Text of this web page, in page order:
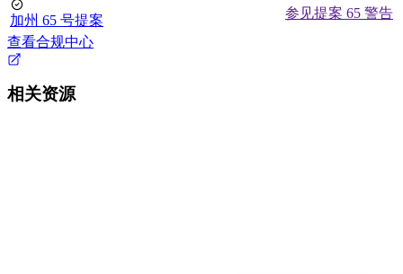
加州 65 号提案
参见提案 65 警告
查看合规中心
相关资源